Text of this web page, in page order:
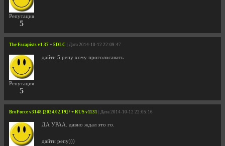
Репутация
5
The Escapists v1.37 + 5DLC | Дата 2014-10-12 22:09:47
Репутация
5
дайти 5 репу хочу проголосавать
BroForce v3148 [2024.02.19] / + RUS v1131 | Дата 2014-10-12 22:05:16
ДА УРАА. давно ждал это го.
дайти репу)))